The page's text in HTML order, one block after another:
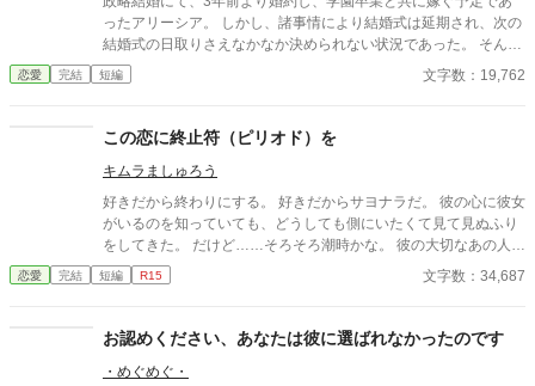
ったアリーシア。 しかし、諸事情により結婚式は延期され、次の
結婚式の日取りさえなかなか決められない状況であった。 そんな
アリーシアの婚約者ルートヴィッヒは、護衛対象である第三王女
ミーアの傍を片時も離れようとしない。 月1回の婚約者同士のお
らった事がない。 そんな状況で、アリーシアは思う。 私はあなた
の隣に必要でしょうか？ あなたが求めているのは別の人ではない
のでしょうかと。 ＊ 短編です。 ご感想欄は都合により、閉じさ
せて頂きます。
恋愛 完結 短編 文字数：19,762
この恋に終止符（ピリオド）を
キムラましゅろう
好きだから終わりにする。 好きだからサヨナラだ。 彼の心に彼女
がいるのを知っていても、どうしても側にいたくて見て見ぬふり
をしてきた。 だけど……そろそろ潮時かな。 彼の大切なあの人が
フリーになったのを知り、 わたしはこの恋に終止符（ピリオド）
をうつ事を決めた。 重度の誤字脱字病患者の書くお話です。 誤字
恐れがあります。予めご了承くださいませ。 完全ご都合主義、ノ
ーリアリティノークオリティのお話です。 菩薩の如く広いお心で
お読みくださいませ。 そして作者はモトサヤハピエン主義です。
恋愛 完結 短編 R15 文字数：34,687
お認めください、あなたは彼に選ばれなかったのです
・めぐめぐ・